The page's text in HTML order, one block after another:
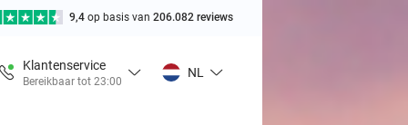
9,4 op basis van 206.082 reviews
Klantenservice
Bereikbaar tot 23:00
NL